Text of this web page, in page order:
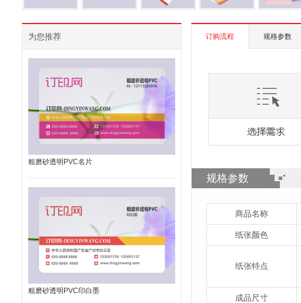
为您推荐
粗磨砂透明PVC名片
粗磨砂透明PVC印白墨
订购流程 规格参数
规格参数
商品名称
纸张颜色
纸张特点
成品尺寸